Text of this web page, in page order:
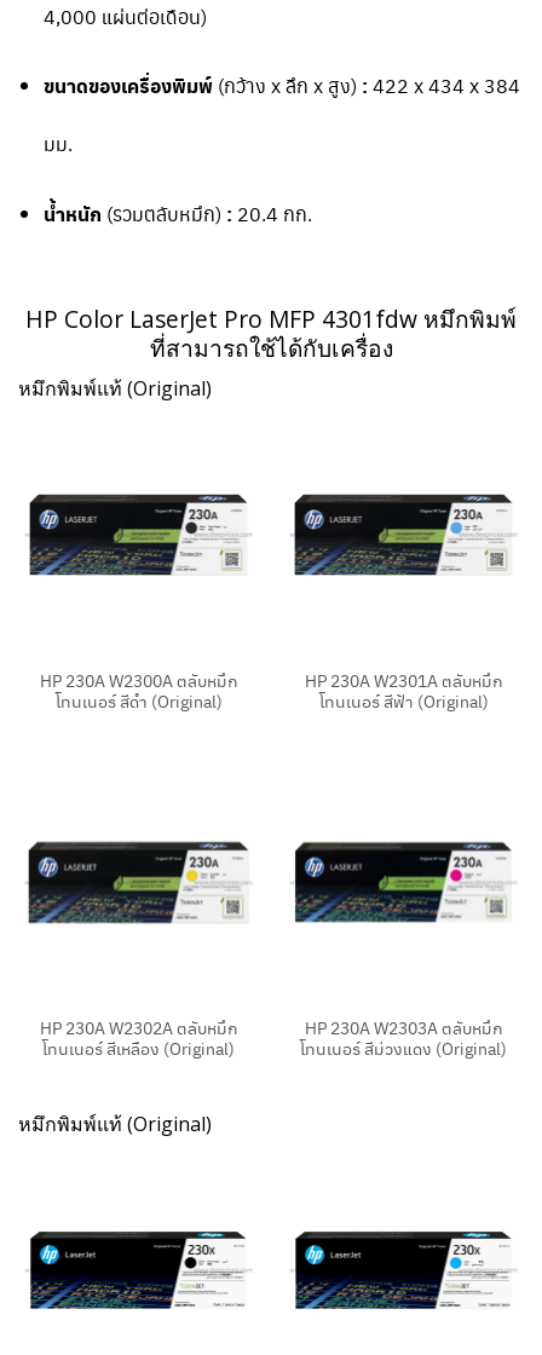
4,000 แผ่นต่อเดือน)
ขนาดของเครื่องพิมพ์ (กว้าง x ลึก x สูง) : 422 x 434 x 384
มม.
น้ำหนัก (รวมตลับหมึก) : 20.4 กก.
HP Color LaserJet Pro MFP 4301fdw หมึกพิมพ์
ที่สามารถใช้ได้กับเครื่อง
หมึกพิมพ์แท้ (Original)
HP 230A W2300A ตลับหมึก
โทนเนอร์ สีดำ (Original)
HP 230A W2301A ตลับหมึก
โทนเนอร์ สีฟ้า (Original)
HP 230A W2302A ตลับหมึก
โทนเนอร์ สีเหลือง (Original)
HP 230A W2303A ตลับหมึก
โทนเนอร์ สีม่วงแดง (Original)
หมึกพิมพ์แท้ (Original)